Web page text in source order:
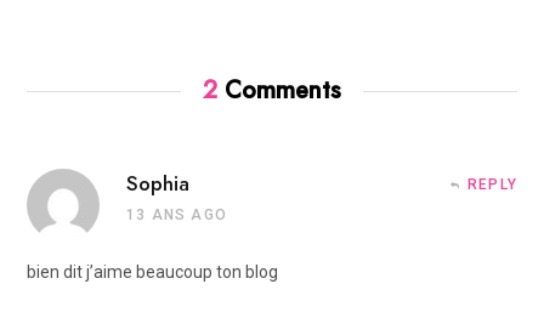
2 Comments
Sophia
13 ANS AGO
REPLY
bien dit j’aime beaucoup ton blog